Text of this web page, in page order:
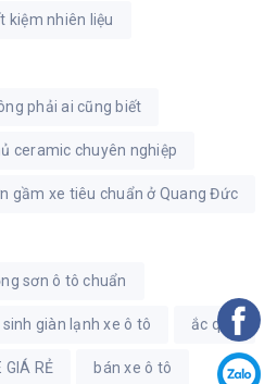
kiệm nhiên liệu
phải ai cũng biết
ceramic chuyên nghiệp
gầm xe tiêu chuẩn ở Quang Đức
sơn ô tô chuẩn
giàn lạnh xe ô tô ắc quy
GIÁ RẺ bán xe ô tô